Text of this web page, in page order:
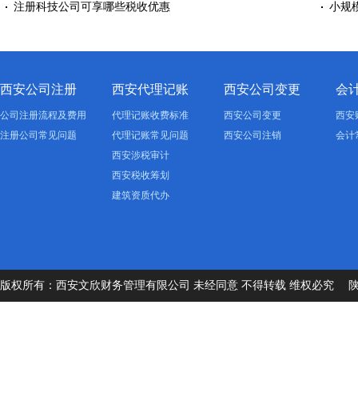
注册科技公司可享哪些税收优惠
小规
西安公司注册
公司注册流程及费用
注册公司常见问题
西安代理记账
代理记账收费标准
代理记账常见问题
西安涉税审计
西安税收筹划
建筑资质代办
西安公司变更
西安公司变更
西安公司注销
会
西安
会计
版权所有：西安文欣财务管理有限公司 未经同意 不得转载 维权必究